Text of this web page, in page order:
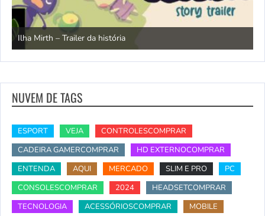
Ilha Mirth – Trailer da história
NUVEM DE TAGS
ESPORT VEJA
CONTROLESCOMPRAR
CADEIRA GAMERCOMPRAR
HD EXTERNOCOMPRAR
ENTENDA
AQUI MERCADO SLIM E PRO
PC
CONSOLESCOMPRAR
2024
HEADSETCOMPRAR
TECNOLOGIA
ACESSÓRIOSCOMPRAR
MOBILE